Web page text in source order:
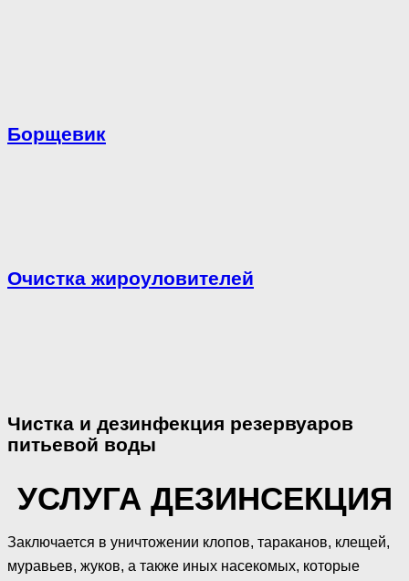
Борщевик
Очистка жироуловителей
Чистка и дезинфекция резервуаров
питьевой воды
УСЛУГА ДЕЗИНСЕКЦИЯ
Заключается в уничтожении клопов, тараканов, клещей,
муравьев, жуков, а также иных насекомых, которые